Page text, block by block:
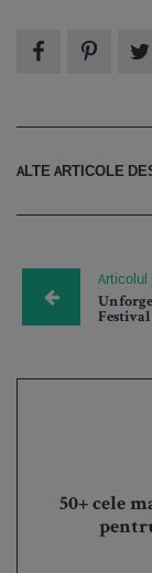
ALTE ARTICOLE
Articolul
Festival
50+ cele